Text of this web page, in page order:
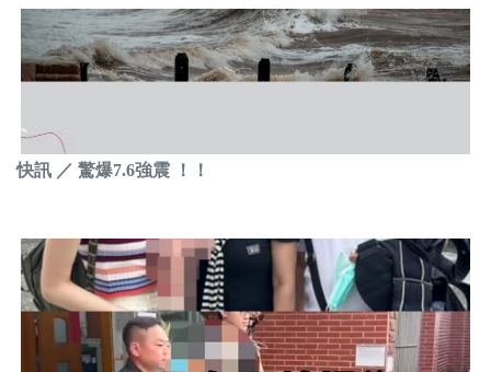
快訊 ／ 驚爆7.6強震 ！！